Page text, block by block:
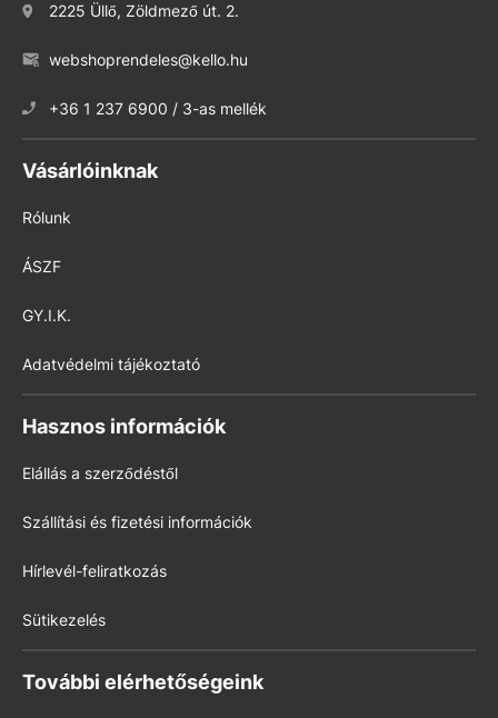
2225 Üllő, Zöldmező út. 2.
webshoprendeles@kello.hu
+36 1 237 6900 / 3-as mellék
Vásárlóinknak
Rólunk
ÁSZF
GY.I.K.
Adatvédelmi tájékoztató
Hasznos információk
Elállás a szerződéstől
Szállítási és fizetési információk
Hírlevél-feliratkozás
Sütikezelés
További elérhetőségeink